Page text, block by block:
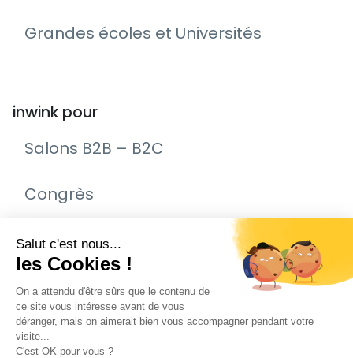
Grandes écoles et Universités
inwink pour
Salons B2B – B2C
Congrès
Remise de prix – Awards
Journée Portes Ouvertes (JPO)